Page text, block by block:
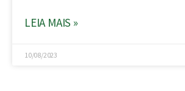
LEIA MAIS »
10/08/2023